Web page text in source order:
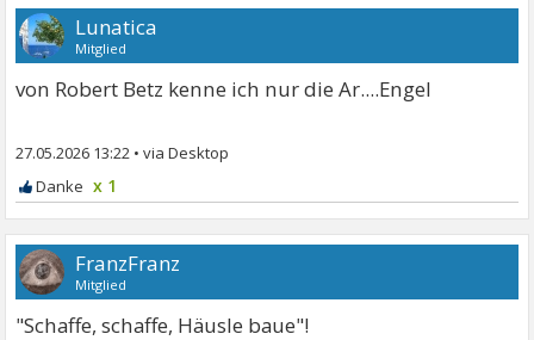
Lunatica
Mitglied
von Robert Betz kenne ich nur die Ar....Engel
27.05.2026 13:22 •
x 1
FranzFranz
Mitglied
"Schaffe, schaffe, Häusle baue"!